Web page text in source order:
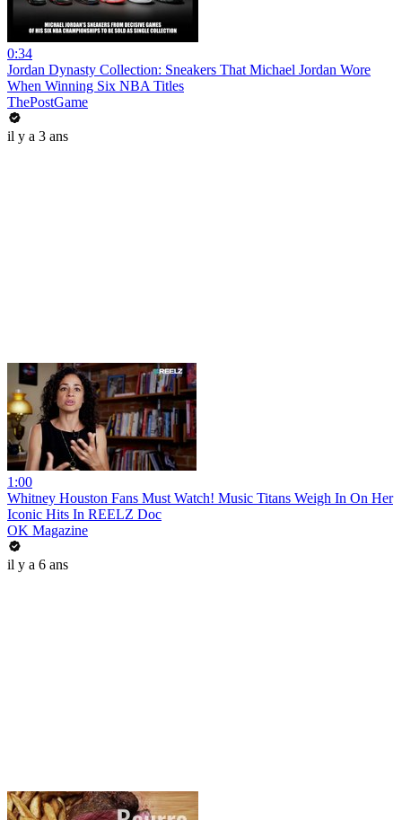
0:34
Jordan Dynasty Collection: Sneakers That Michael Jordan Wore
When Winning Six NBA Titles
ThePostGame
il y a 3 ans
1:00
Whitney Houston Fans Must Watch! Music Titans Weigh In On Her
Iconic Hits In REELZ Doc
OK Magazine
il y a 6 ans